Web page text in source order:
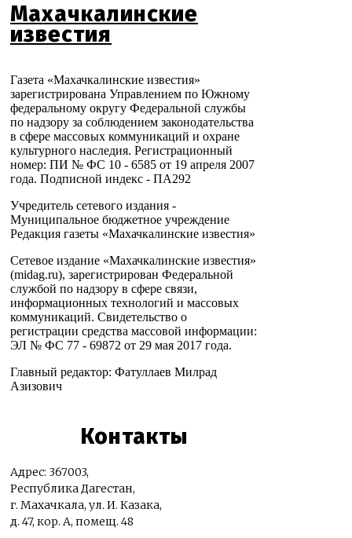
Махачкалинские
известия
Газета «Махачкалинские известия»
зарегистрирована Управлением по Южному
федеральному округу Федеральной службы
по надзору за соблюдением законодательства
в сфере массовых коммуникаций и охране
культурного наследия. Регистрационный
номер: ПИ № ФС 10 - 6585 от 19 апреля 2007
года. Подписной индекс - ПА292
Учредитель сетевого издания -
Муниципальное бюджетное учреждение
Редакция газеты «Махачкалинские известия»
Сетевое издание «Махачкалинские известия»
(midag.ru), зарегистрирован Федеральной
службой по надзору в сфере связи,
информационных технологий и массовых
коммуникаций. Свидетельство о
регистрации средства массовой информации:
ЭЛ № ФС 77 - 69872 от 29 мая 2017 года.
Главный редактор: Фатуллаев Милрад
Азизович
Контакты
Адрес: 367003,
Республика Дагестан,
г. Махачкала, ул. И. Казака,
д. 47, кор. А, помещ. 48